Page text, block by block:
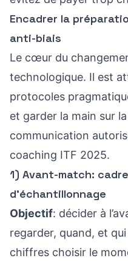
Encadrer la
anti-biais
Le cœur du
technologique. Il est
protocoles
et garder la main sur
communication
coaching ITF 2025.
1) Avant-match:
d’échantillonnage
Objectif: décider à
regarder, quand, et
chiffres choisir le